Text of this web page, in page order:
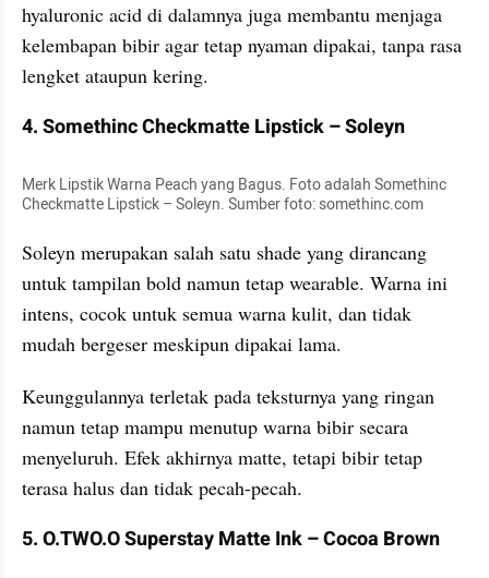
hyaluronic acid di dalamnya juga membantu menjaga
kelembapan bibir agar tetap nyaman dipakai, tanpa rasa
lengket ataupun kering.
4. Somethinc Checkmatte Lipstick – Soleyn
Merk Lipstik Warna Peach yang Bagus. Foto adalah Somethinc
Checkmatte Lipstick – Soleyn. Sumber foto: somethinc.com
Soleyn merupakan salah satu shade yang dirancang
untuk tampilan bold namun tetap wearable. Warna ini
intens, cocok untuk semua warna kulit, dan tidak
mudah bergeser meskipun dipakai lama.
Keunggulannya terletak pada teksturnya yang ringan
namun tetap mampu menutup warna bibir secara
menyeluruh. Efek akhirnya matte, tetapi bibir tetap
terasa halus dan tidak pecah-pecah.
5. O.TWO.O Superstay Matte Ink – Cocoa Brown